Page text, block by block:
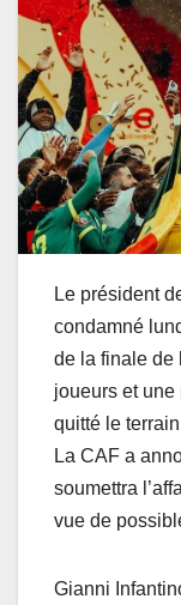
Le président
condamné
de la finale de
joueurs et
quitté le
La CAF a
soumettra
vue de
Gianni